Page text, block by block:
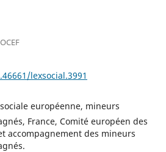
lexsocial.3991
européenne, mineurs
France, Comité européen des
accompagnement des mineurs